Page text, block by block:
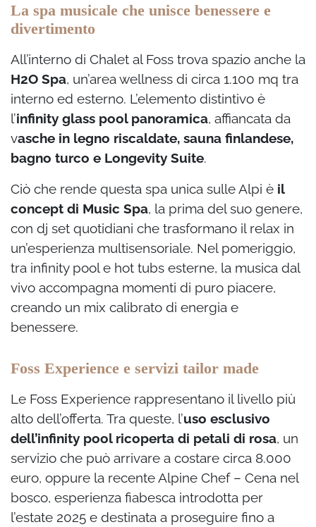
La spa musicale che unisce benessere e
divertimento
All’interno di Chalet al Foss trova spazio anche la
H2O Spa, un’area wellness di circa 1.100 mq tra
interno ed esterno. L’elemento distintivo è
l’infinity glass pool panoramica, affiancata da
vasche in legno riscaldate, sauna finlandese,
bagno turco e Longevity Suite.
Ciò che rende questa spa unica sulle Alpi è il
concept di Music Spa, la prima del suo genere,
con dj set quotidiani che trasformano il relax in
un’esperienza multisensoriale. Nel pomeriggio,
tra infinity pool e hot tubs esterne, la musica dal
vivo accompagna momenti di puro piacere,
creando un mix calibrato di energia e
benessere.
Foss Experience e servizi tailor made
Le Foss Experience rappresentano il livello più
alto dell’offerta. Tra queste, l’uso esclusivo
dell’infinity pool ricoperta di petali di rosa, un
servizio che può arrivare a costare circa 8.000
euro, oppure la recente Alpine Chef – Cena nel
bosco, esperienza fiabesca introdotta per
l’estate 2025 e destinata a proseguire fino a